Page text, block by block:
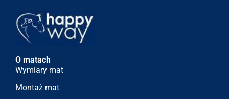
O matach
Wymiary mat
Montaż mat